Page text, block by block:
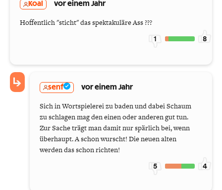
Koal vor einem Jahr
Hoffentlich "sticht" das spektakuläre Ass ???
1 8
senf vor einem Jahr
Sich in Wortspielerei zu baden und dabei Schaum
zu schlagen mag den einen oder anderen gut tun.
Zur Sache trägt man damit nur spärlich bei, wenn
überhaupt. A schon wurscht! Die neuen alten
werden das schon richten!
5 4